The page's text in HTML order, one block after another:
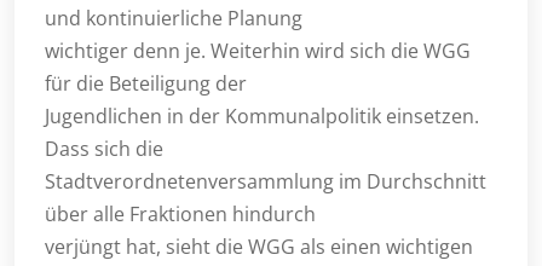
und kontinuierliche Planung
wichtiger denn je. Weiterhin wird sich die WGG
für die Beteiligung der
Jugendlichen in der Kommunalpolitik einsetzen.
Dass sich die
Stadtverordnetenversammlung im Durchschnitt
über alle Fraktionen hindurch
verjüngt hat, sieht die WGG als einen wichtigen